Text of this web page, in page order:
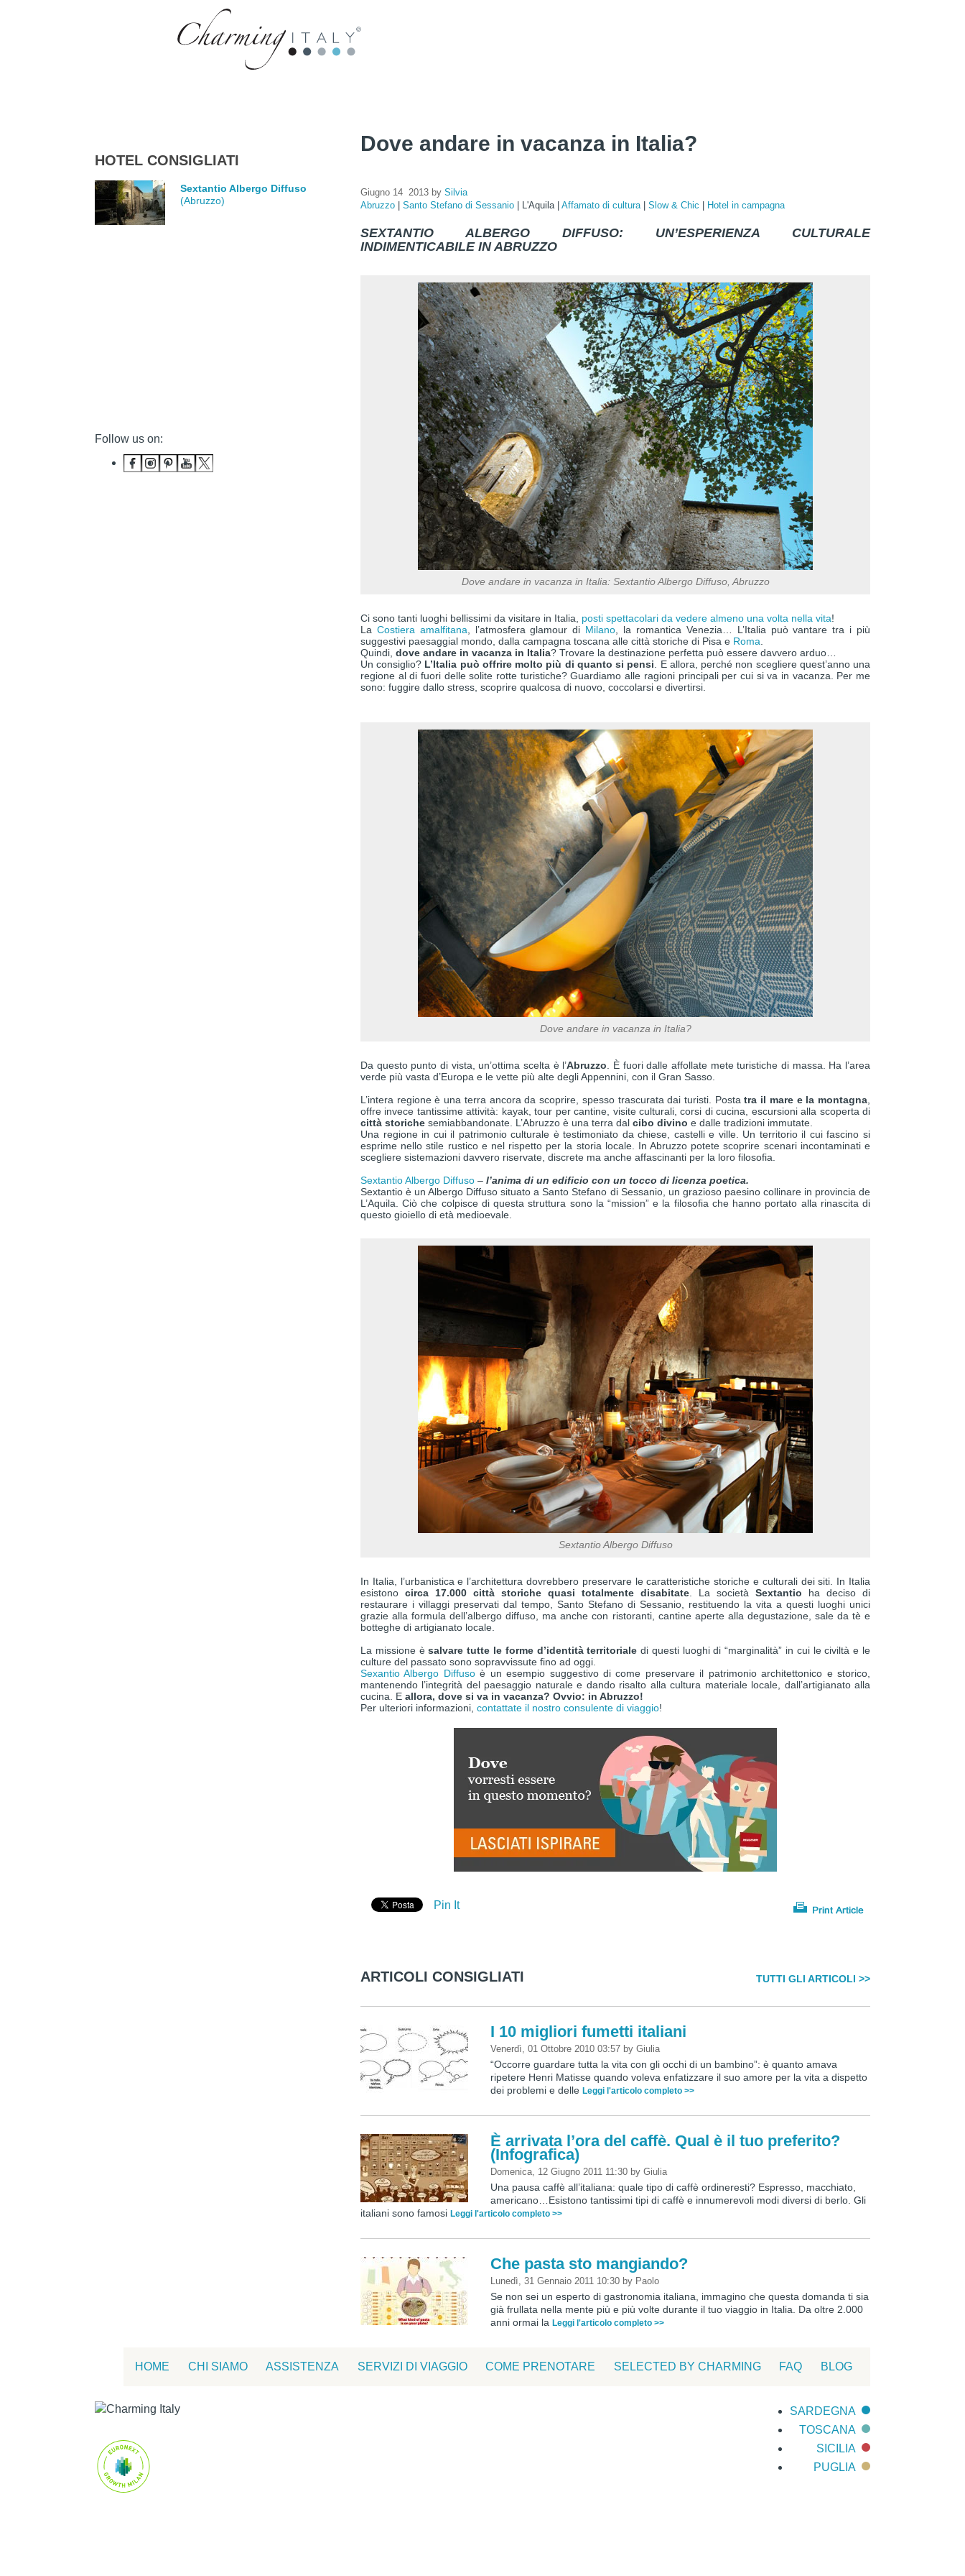
Dove andare in vacanza in Italia?
Giugno 14 2013 by Silvia
Abruzzo
Santo Stefano di Sessanio L'Aquila Affamato di cultura Slow & Chic Hotel in campagna
SEXTANTIO ALBERGO DIFFUSO: UN’ESPERIENZA CULTURALE
INDIMENTICABILE IN ABRUZZO
Dove andare in vacanza in Italia: Sextantio Albergo Diffuso, Abruzzo
Ci sono tanti luoghi bellissimi da visitare in Italia, posti spettacolari da vedere almeno una volta nella vita!
La Costiera amalfitana , l’atmosfera glamour di Milano , la romantica Venezia… L’Italia può vantare tra i più
suggestivi paesaggial mondo, dalla campagna toscana alle città storiche di Pisa e Roma
Quindi, dove andare in vacanza in Italia? Trovare la destinazione perfetta può essere davvero arduo…
Un consiglio? L’Italia può offrire molto più di quanto si pensi . E allora, perché non scegliere quest’anno una
regione al di fuori delle solite rotte turistiche? Guardiamo alle ragioni principali per cui si va in vacanza. Per me
sono: fuggire dallo stress, scoprire qualcosa di nuovo, coccolarsi e divertirsi.
Dove andare in vacanza in Italia?
Da questo punto di vista, un’ottima scelta è l’Abruzzo . È fuori dalle affollate mete turistiche di massa. Ha l’area
verde più vasta d’Europa e le vette più alte degli Appennini, con il Gran Sasso.
L’intera regione è una terra ancora da scoprire, spesso trascurata dai turisti. Postatra il mare e la montagna
offre invece tantissime attività: kayak, tour per cantine, visite culturali, corsi di cucina, escursioni alla scoperta di
città storiche semiabbandonate. L’Abruzzo è una terra dal cibo divino e dalle tradizioni immutate.
Una regione in cui il patrimonio culturale è testimoniato da chiese, castelli e ville. Un territorio il cui fascino si
esprime nello stile rustico e nel rispetto per la storia locale. In Abruzzo potete scoprire scenari incontaminati e
scegliere sistemazioni davvero riservate, discrete ma anche affascinanti per la loro filosofia.
Sextantio Albergo Diffuso – l’anima di un edificio con un tocco di licenza poetica.
Sextantio è un Albergo Diffuso situato a Santo Stefano di Sessanio, un grazioso paesino collinare in provincia de
L’Aquila. Ciò che colpisce di questa struttura sono la “mission” e la filosofia che hanno portato alla rinascita di
questo gioiello di età medioevale.
Sextantio Albergo Diffuso
In Italia, l’urbanistica e l’architettura dovrebbero preservare le caratteristiche storiche e culturali dei siti. In Italia
esistono circa 17.000 città storiche quasi totalmente disabitate . La società Sextantio ha deciso di
restaurare i villaggi preservati dal tempo, Santo Stefano di Sessanio, restituendo la vita a questi luoghi unici
grazie alla formula dell’albergo diffuso, ma anche con ristoranti, cantine aperte alla degustazione, sale da tè e
botteghe di artigianato locale.
La missione èsalvare tutte le forme d’identità territorialedi questi luoghi di “marginalità” in cui le civiltà e le
culture del passato sono sopravvissute fino ad oggi.
Sexantio Albergo Diffusoè un esempio suggestivo di come preservare il patrimonio architettonico e storico,
mantenendo l’integrità del paesaggio naturale e dando risalto alla cultura materiale locale, dall’artigianato alla
cucina. E allora, dove si va in vacanza? Ovvio: in Abruzzo!
Per ulteriori informazioni, contattate il nostro consulente di viaggio!
Pin It
ARTICOLI CONSIGLIATI TUTTI GLI ARTICOLI >>
I 10 migliori fumetti italiani
Venerdì, 01 Ottobre 2010 03:57 byGiulia
“Occorre guardare tutta la vita con gli occhi di un bambino”: è quanto amava
ripetere Henri Matisse quando voleva enfatizzare il suo amore per la vita a dispetto
dei problemi e delleLeggi l'articolo completo >>
È arrivata l’ora del caffè. Qual è il tuo preferito?
(Infografica)
Domenica, 12 Giugno 2011 11:30 byGiulia
Una pausa caffè all’italiana: quale tipo di caffè ordineresti? Espresso, macchiato,
americano…Esistono tantissimi tipi di caffè e innumerevoli modi diversi di berlo. Gli
italiani sono famosi Leggi l'articolo completo >>
Che pasta sto mangiando?
Lunedì, 31 Gennaio 2011 10:30 by Paolo
Se non sei un esperto di gastronomia italiana, immagino che questa domanda ti sia
già frullata nella mente più e più volte durante il tuo viaggio in Italia. Da oltre 2.000
anni ormai laLeggi l'articolo completo >>
HOTEL CONSIGLIATI
Sextantio Albergo Diffuso
(Abruzzo)
Follow us on:
HOME CHI SIAMO ASSISTENZA SERVIZI DI VIAGGIO COME PRENOTARE SELECTED BY CHARMING FAQ BLOG
SARDEGNA
TOSCANA
SICILIA
PUGLIA